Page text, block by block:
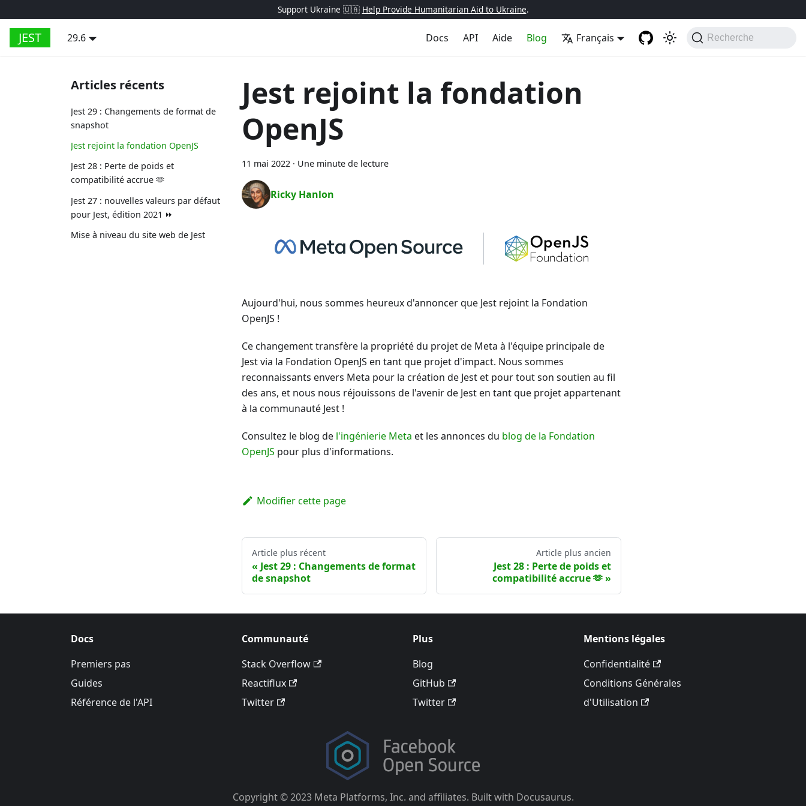
Support Ukraine 🇺🇦 Help Provide Humanitarian Aid to Ukraine.
JEST 29.6 Docs API Aide Blog Français Recherche
Articles récents
Jest 29 : Changements de format de
snapshot
Jest rejoint la fondation OpenJS
Jest 28 : Perte de poids et
compatibilité accrue 🫶
Jest 27 : nouvelles valeurs par défaut
pour Jest, édition 2021 ⏩
Mise à niveau du site web de Jest
Jest rejoint la fondation
OpenJS
11 mai 2022 · Une minute de lecture
Ricky Hanlon
Aujourd'hui, nous sommes heureux d'annoncer que Jest rejoint la Fondation
OpenJS !
Ce changement transfère la propriété du projet de Meta à l'équipe principale de
Jest via la Fondation OpenJS en tant que projet d'impact. Nous sommes
reconnaissants envers Meta pour la création de Jest et pour tout son soutien au fil
des ans, et nous nous réjouissons de l'avenir de Jest en tant que projet appartenant
à la communauté Jest !
Consultez le blog de l'ingénierie Meta et les annonces du blog de la Fondation
OpenJS pour plus d'informations.
Modifier cette page
Article plus récent
Jest 29 : Changements de format
de snapshot
Article plus ancien
Jest 28 : Perte de poids et
compatibilité accrue 🫶
Docs
Premiers pas
Guides
Référence de l'API
Communauté
Stack Overflow
Reactiflux
Twitter
Plus
Blog
GitHub
Twitter
Mentions légales
Confidentialité
Conditions Générales
d'Utilisation
Copyright © 2023 Meta Platforms, Inc. and affiliates. Built with Docusaurus.